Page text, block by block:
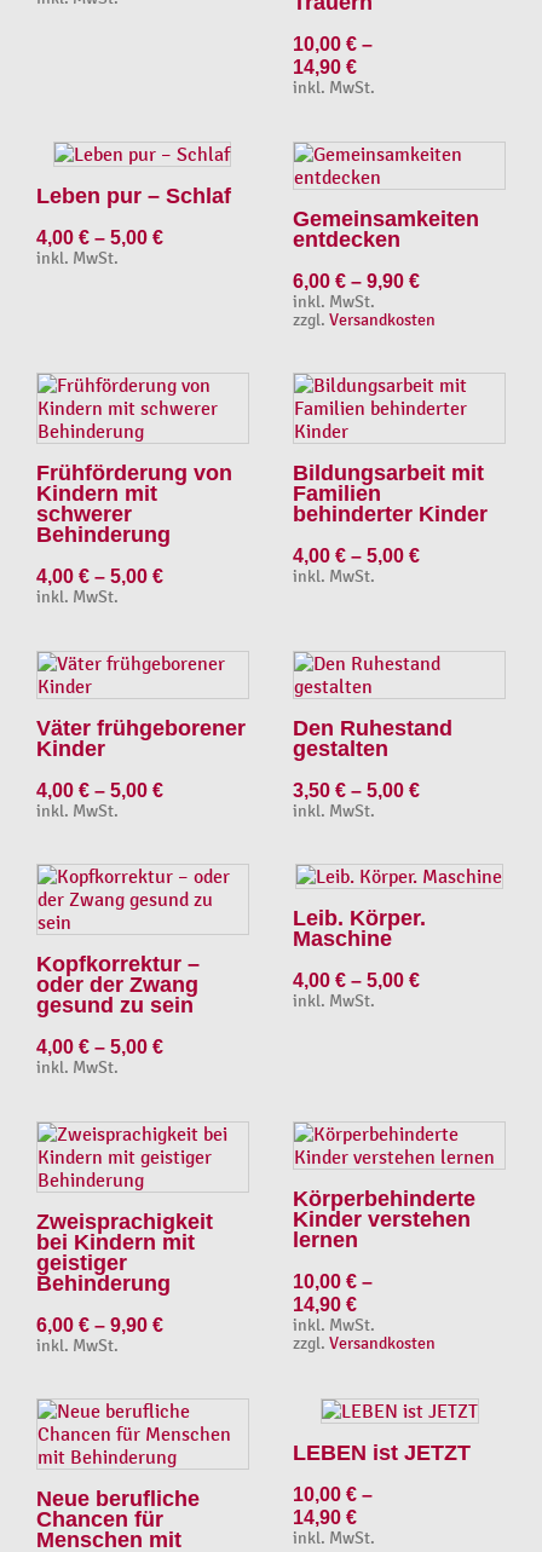
10,00€ –
14,90€
inkl. MwSt.
Leben pur – Schlaf
4,00€ –5,00€
inkl. MwSt.
Gemeinsamkeiten
entdecken
6,00€ –9,90€
inkl. MwSt.
zzgl.Versandkosten
Frühförderung von
Kindern mit
schwerer
Behinderung
4,00€ –5,00€
inkl. MwSt.
Bildungsarbeit mit
Familien
behinderter Kinder
4,00€ –5,00€
inkl. MwSt.
Väter frühgeborener
Kinder
4,00€ –5,00€
inkl. MwSt.
Den Ruhestand
gestalten
3,50€ –5,00€
inkl. MwSt.
Kopfkorrektur –
oder der Zwang
gesund zu sein
4,00€ –5,00€
inkl. MwSt.
Leib. Körper.
Maschine
4,00€ –5,00€
inkl. MwSt.
Zweisprachigkeit
bei Kindern mit
geistiger
Behinderung
6,00€ –9,90€
inkl. MwSt.
Körperbehinderte
Kinder verstehen
lernen
10,00€ –
14,90€
inkl. MwSt.
zzgl.Versandkosten
Neue berufliche
Chancen für
Menschen mit
LEBEN ist JETZT
10,00€ –
14,90€
inkl. MwSt.